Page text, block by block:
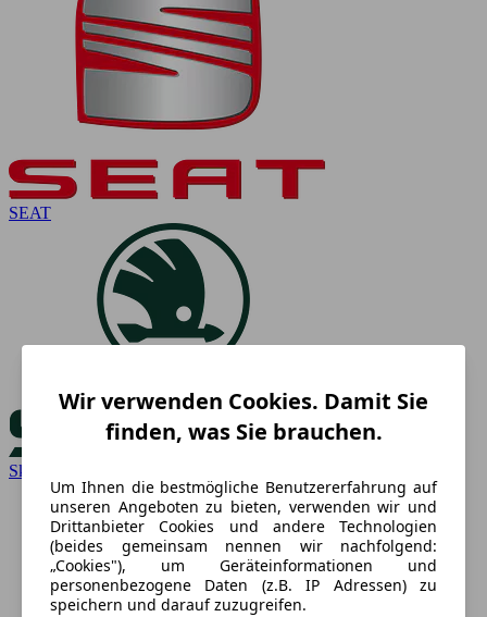
SEAT
Skoda
Wir verwenden Cookies. Damit Sie
finden, was Sie brauchen.
Um Ihnen die bestmögliche Benutzererfahrung auf
unseren Angeboten zu bieten, verwenden wir und
Drittanbieter Cookies und andere Technologien
(beides gemeinsam nennen wir nachfolgend:
„Cookies"), um Geräteinformationen und
personenbezogene Daten (z.B. IP Adressen) zu
speichern und darauf zuzugreifen.